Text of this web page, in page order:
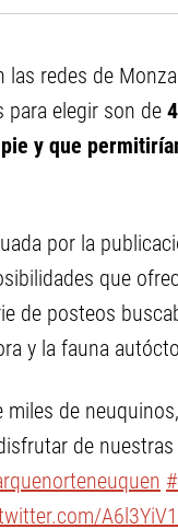
redes de
para elegir son de
y que
por la
que
de posteos
y la fauna
de
de nuestras